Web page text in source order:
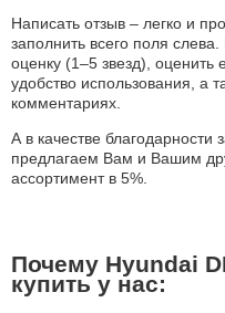
Написать отзыв – легко и
заполнить всего поля
оценку (1–5 звезд), оценить
удобство использования, а
комментариях.
А в качестве
предлагаем Вам и Вашим
ассортимент в 5%.
Почему Hyundai
купить у нас: